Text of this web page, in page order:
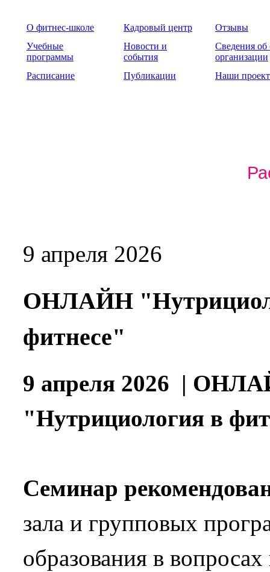
О фитнес-школе Кадровый центр
Отзывы
Учебные
программы
Новости и
события
Сведения об
организации
Расписание
Публикации Наши
9 апреля 2026
ОНЛАЙН
фитнесе"
9 апреля 2026 |
"Нутрициология в
Семинар
зала и групповых
образования в